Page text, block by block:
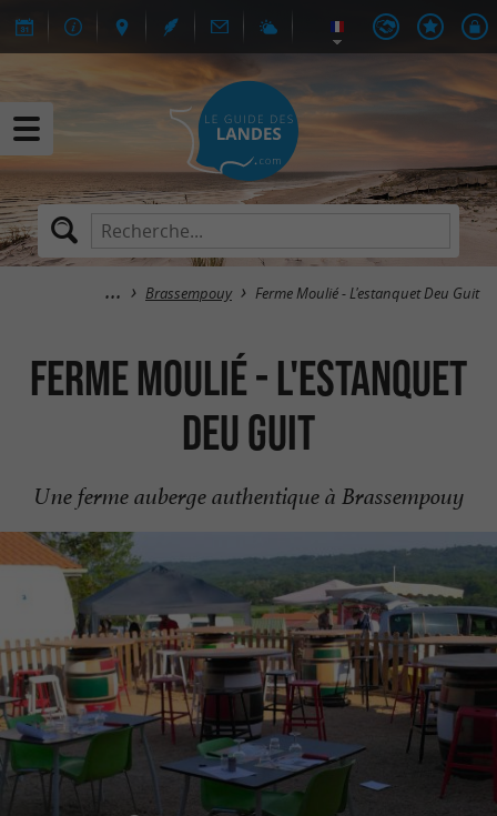
Brassempouy Ferme Moulié - L'estanquet Deu Guit
Ferme Moulié - L'estanquet
Deu Guit
Une ferme auberge authentique à Brassempouy